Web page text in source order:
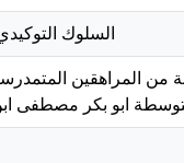
السلوك
من المراهقين
ابو بكر مصطفى